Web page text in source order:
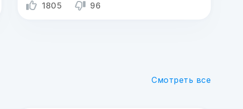
1805 96
Смотреть все